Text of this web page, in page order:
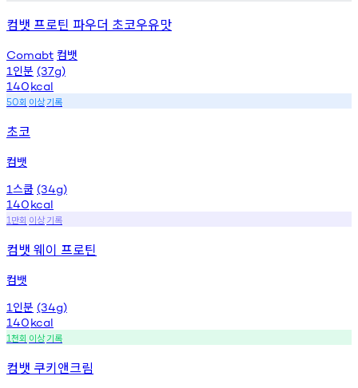
컴뱃 프로틴 파우더 초코우유맛
Comabt 컴뱃
1 인분 (37g)
140kcal
50회 이상기록
초코
컴뱃
1스쿱 (34g)
140kcal
1 만회 이상기록
컴뱃 웨이 프로틴
컴뱃
1 인분 (34g)
140kcal
1천회 이상기록
컴뱃 쿠키앤크림